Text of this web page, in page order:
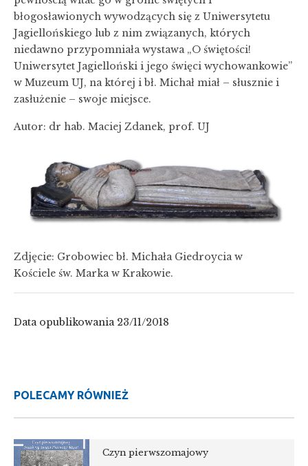
błogosławionych wywodzących się z Uniwersytetu
Jagiellońskiego lub z nim związanych, których
niedawno przypomniała wystawa „O świętości!
Uniwersytet Jagielloński i jego święci wychowankowie”
w Muzeum UJ, na której i bł. Michał miał – słusznie i
zasłużenie – swoje miejsce.
Autor: dr hab. Maciej Zdanek, prof. UJ
Zdjęcie: Grobowiec bł. Michała Giedroycia w
Kościele św. Marka w Krakowie.
Data opublikowania 23/11/2018
POLECAMY RÓWNIEŻ
Czyn pierwszomajowy